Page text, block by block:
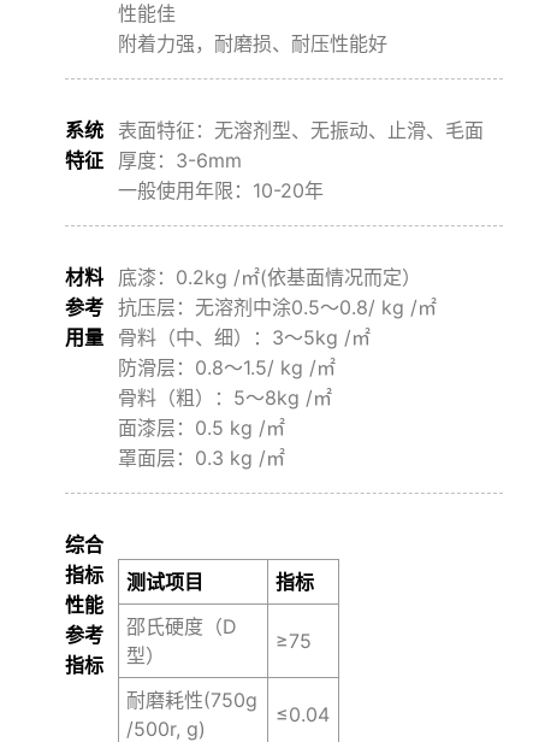
性能佳
附着⼒强，耐磨损、耐压性能好
系统
特征
表⾯特征：⽆溶剂型、⽆振动、⽌滑、⽑⾯
厚度：3-6mm
⼀般使⽤年限：10-20年
材料
参考
⽤量
底漆：0.2kg /㎡(依基⾯情况⽽定）
抗压层：⽆溶剂中涂0.5〜0.8/ kg /㎡
⻣料（中、细）：3〜5kg /㎡
防滑层：0.8〜1.5/ kg /㎡
⻣料（粗）：5〜8kg /㎡
⾯漆层：0.5 kg /㎡
罩⾯层：0.3 kg /㎡
综合
指标
性能
参考
指标
测试项⽬
指标
邵⽒硬度（D
型）
≥75
耐磨耗性(750g
/500r, g)
≤0.04